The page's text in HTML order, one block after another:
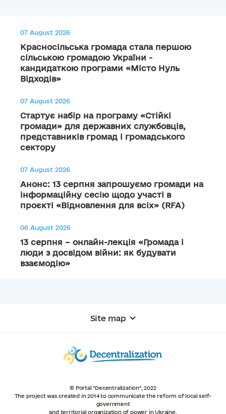
07 August 2026
Красносільська громада стала першою
сільською громадою України -
кандидаткою програми «Місто Нуль
Відходів»
07 August 2026
Стартує набір на програму «Стійкі
громади» для державних службовців,
представників громад і громадського
сектору
07 August 2026
Анонс: 13 серпня запрошуємо громади на
інформаційну сесію щодо участі в
проєкті «Відновлення для всіх» (RFA)
06 August 2026
13 серпня – онлайн-лекція «Громада і
люди з досвідом війни: як будувати
взаємодію»
Site map
© Portal "Decentralization", 2022
The project was created in 2014 to communicate the reform of local self-
government
and territorial organization of power in Ukraine.